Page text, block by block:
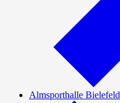
Almsporthalle Bielefeld